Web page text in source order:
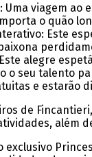
Uma viagem
o quão
Este
alegre
o seu talento
e
de
além
exclusivo